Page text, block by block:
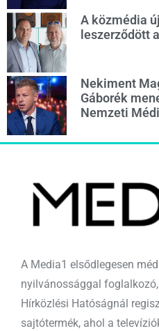
A közmédia
leszerződött
Nekiment
Gáborék
Nemzeti
A Media1 elsődlegesen
nyilvánossággal
Hírközlési Hatóságnál
sajtótermék, ahol a